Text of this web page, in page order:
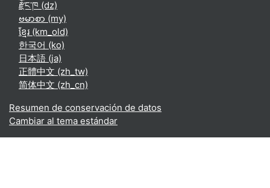
རྫོང་ཁ ‎(dz)‎
ဗမာစာ ‎(my)‎
ខ្មែរ ‎(km_old)‎
한국어 ‎(ko)‎
日本語 ‎(ja)‎
正體中文 ‎(zh_tw)‎
简体中文 ‎(zh_cn)‎
Resumen de conservación de datos
Cambiar al tema estándar